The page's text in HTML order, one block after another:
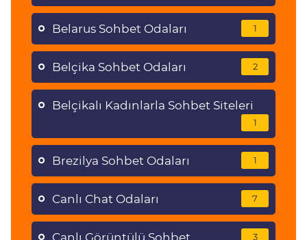
Belarus Sohbet Odaları 1
Belçika Sohbet Odaları 2
Belçikalı Kadınlarla Sohbet Siteleri
1
Brezilya Sohbet Odaları 1
Canlı Chat Odaları 7
Canlı Görüntülü Sohbet 3